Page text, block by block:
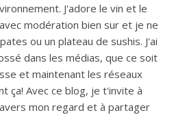
J'adore le vin et le
modération bien sur et je ne
ou un plateau de sushis. J'ai
dans les médias, que ce soit
et maintenant les réseaux
ça! Avec ce blog, je t'invite à
mon regard et à partager